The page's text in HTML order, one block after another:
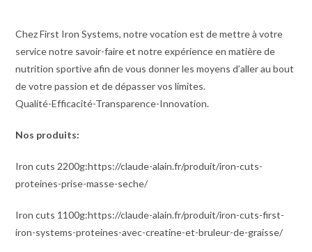
Chez First Iron Systems, notre vocation est de mettre à votre
service notre savoir-faire et notre expérience en matière de
nutrition sportive afin de vous donner les moyens d’aller au bout
de votre passion et de dépasser vos limites.
Qualité-Efficacité-Transparence-Innovation.
Nos produits:
Iron cuts 2200g:https://claude-alain.fr/produit/iron-cuts-
proteines-prise-masse-seche/
Iron cuts 1100g:https://claude-alain.fr/produit/iron-cuts-first-
iron-systems-proteines-avec-creatine-et-bruleur-de-graisse/